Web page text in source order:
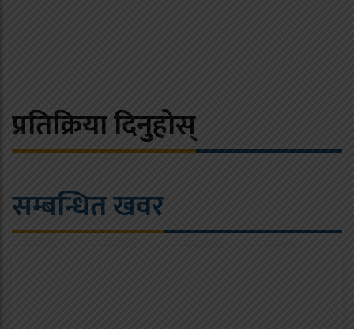
प्रतिक्रिया दिनुहोस्
सम्बन्धित खवर